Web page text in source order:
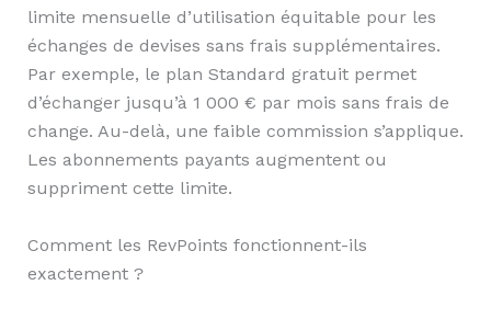
limite mensuelle d’utilisation équitable pour les
échanges de devises sans frais supplémentaires.
Par exemple, le plan Standard gratuit permet
d’échanger jusqu’à 1 000 € par mois sans frais de
change. Au-delà, une faible commission s’applique.
Les abonnements payants augmentent ou
suppriment cette limite.
Comment les RevPoints fonctionnent-ils
exactement ?